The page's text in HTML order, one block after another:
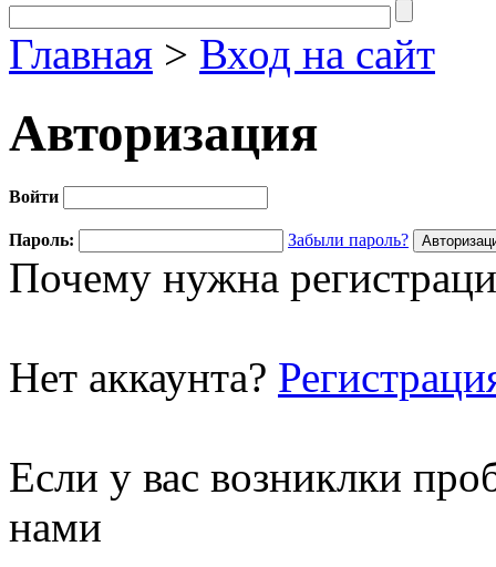
Главная > Вход на сайт
Авторизация
Войти
Пароль: Забыли пароль?
Почему нужна
Нет аккаунта?
Если у вас возниклки
нами